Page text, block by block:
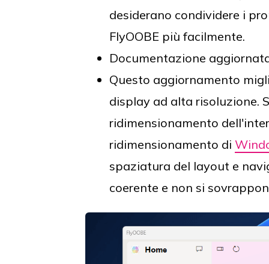
desiderano condividere i
FlyOOBE più facilmente.
Documentazione
Questo aggiornamento
display ad alta risoluzione.
ridimensionamento
ridimensionamento di
spaziatura del layout e
coerente e non si